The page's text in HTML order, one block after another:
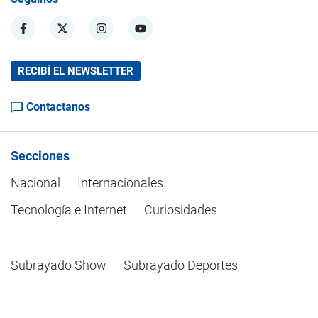
RECIBÍ EL NEWSLETTER
Contactanos
Secciones
Nacional
Internacionales
Tecnología e Internet
Curiosidades
Subrayado Show Subrayado Deportes